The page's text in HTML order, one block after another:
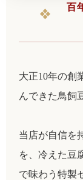
❖
百
大正10年の創
んできた鳥飼
当店が自信を
を、冷えた豆
で味わう特製